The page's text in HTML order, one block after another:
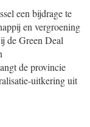
een bijdrage te
en vergroening
de Green Deal
de provincie
uitkering uit